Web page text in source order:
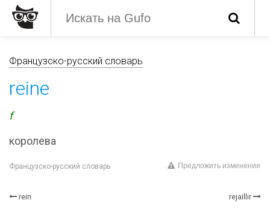
Французско-русский словарь
reine
f
королева
Французско-русский словарь Предложить изменения
rein rejaillir